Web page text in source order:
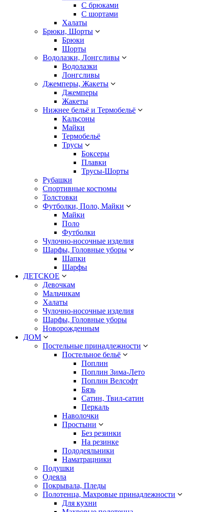
С брюками
С шортами
Халаты
Брюки, Шорты
Брюки
Шорты
Водолазки, Лонгсливы
Водолазки
Лонгсливы
Джемперы, Жакеты
Джемперы
Жакеты
Нижнее бельё и Термобельё
Кальсоны
Майки
Термобельё
Трусы
Боксеры
Плавки
Трусы-Шорты
Рубашки
Спортивные костюмы
Толстовки
Футболки, Поло, Майки
Майки
Поло
Футболки
Чулочно-носочные изделия
Шарфы, Головные уборы
Шапки
Шарфы
ДЕТСКОЕ
Девочкам
Мальчикам
Халаты
Чулочно-носочные изделия
Шарфы, Головные уборы
Новорожденным
ДОМ
Постельные принадлежности
Постельное бельё
Поплин
Поплин Зима-Лето
Поплин Велсофт
Бязь
Сатин, Твил-сатин
Перкаль
Наволочки
Простыни
Без резинки
На резинке
Пододеяльники
Наматрацники
Подушки
Одеяла
Покрывала, Пледы
Полотенца, Махровые принадлежности
Для кухни